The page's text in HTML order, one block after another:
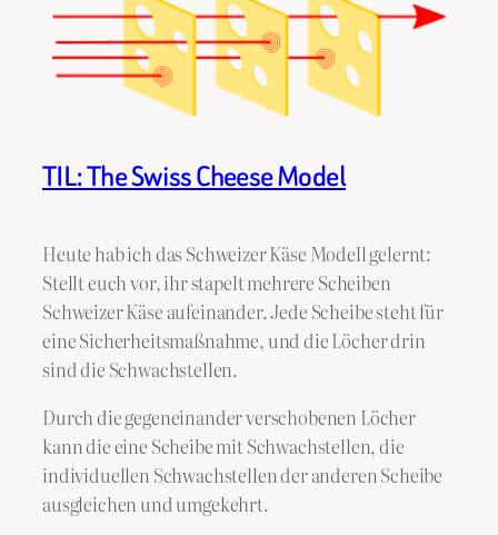
TIL: The Swiss Cheese Model
Heute hab ich das Schweizer Käse Modell gelernt:
Stellt euch vor, ihr stapelt mehrere Scheiben
Schweizer Käse aufeinander. Jede Scheibe steht für
eine Sicherheitsmaßnahme, und die Löcher drin
sind die Schwachstellen.
Durch die gegeneinander verschobenen Löcher
kann die eine Scheibe mit Schwachstellen, die
individuellen Schwachstellen der anderen Scheibe
ausgleichen und umgekehrt.